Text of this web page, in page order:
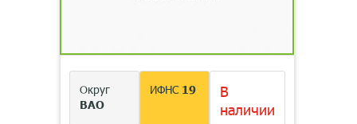
Округ
ВАО
ИФНС 19
В
наличии